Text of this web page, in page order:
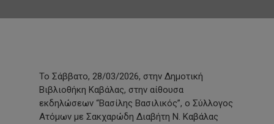
Το Σάββατο, 28/03/2026, στην Δημοτική
Βιβλιοθήκη Καβάλας, στην αίθουσα
εκδηλώσεων “Βασίλης Βασιλικός”, ο Σύλλογος
Ατόμων με Σακχαρώδη Διαβήτη Ν. Καβάλας